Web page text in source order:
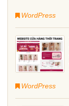
WordPress
WordPress